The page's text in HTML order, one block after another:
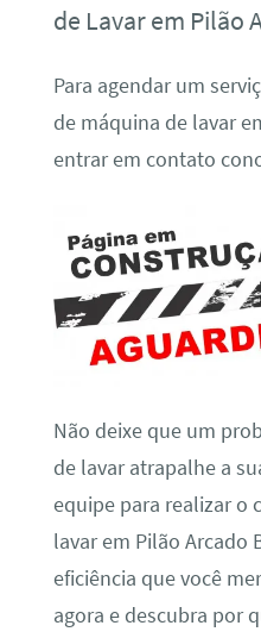
de Lavar em Pilão
Para agendar um
de máquina de lavar
entrar em contato
Não deixe que um
de lavar atrapalhe a
equipe para realizar o
lavar em Pilão Arcado
eficiência que você
agora e descubra por